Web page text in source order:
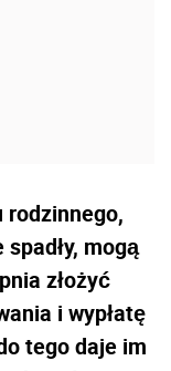
rodzinnego,
mogą
złożyć
i wypłatę
tego daje im